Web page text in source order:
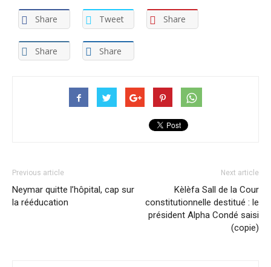
Share Tweet Share
Share Share
Previous article
Neymar quitte l’hôpital, cap sur
la rééducation
Next article
Kèlèfa Sall de la Cour
constitutionnelle destitué : le
président Alpha Condé saisi
(copie)